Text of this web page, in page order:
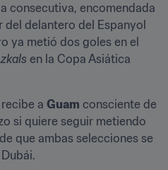
consecutiva, encomendada
delantero del Espanyol
ya metió dos goles en el
en la Copa Asiática
recibe a Guam consciente de
si quiere seguir metiendo
que ambas selecciones se